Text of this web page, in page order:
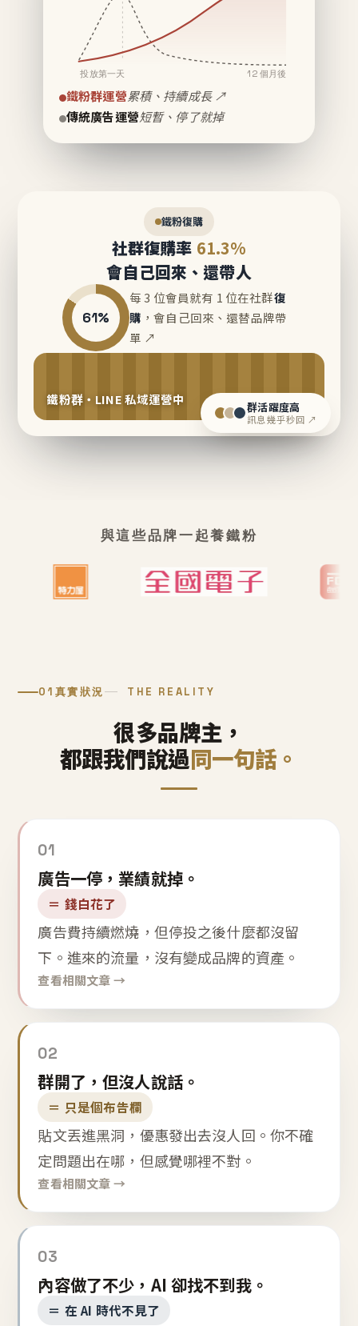
投放第一天 12 個月後
鐵粉群運營累積、持續成長 ↗
傳統廣告運營短暫、停了就掉
鐵粉復購
社群復購率 61.3%
會自己回來、還帶人
61%
每 3 位會員就有 1 位在社群復
購 ，會自己回來、還替品牌帶
單 ↗
鐵粉群・LINE 私域運營中 群活躍度高
訊息幾乎秒回 ↗
與這些品牌一起養鐵粉
01 真實狀況 THE REALITY
很多品牌主，
都跟我們說過同一句話。
01
廣告一停，業績就掉。
＝ 錢白花了
廣告費持續燃燒，但停投之後什麼都沒留
下。進來的流量，沒有變成品牌的資產。
查看相關文章 →
02
群開了，但沒人說話。
＝ 只是個布告欄
貼文丟進黑洞，優惠發出去沒人回。你不確
定問題出在哪，但感覺哪裡不對。
查看相關文章 →
03
內容做了不少，AI 卻找不到我。
＝ 在 AI 時代不見了